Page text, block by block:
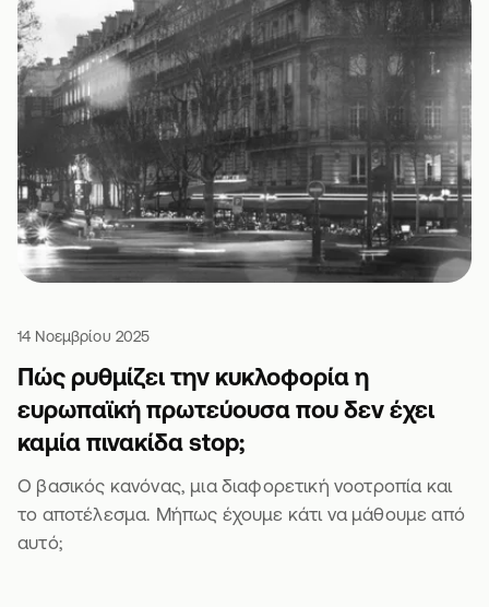
14 Νοεμβρίου 2025
Πώς ρυθμίζει την κυκλοφορία η
ευρωπαϊκή πρωτεύουσα που δεν έχει
καμία πινακίδα stop;
Ο βασικός κανόνας, μια διαφορετική νοοτροπία και
το αποτέλεσμα. Μήπως έχουμε κάτι να μάθουμε από
αυτό;